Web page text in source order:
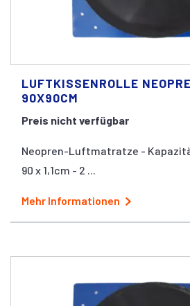
LUFTKISSENROLLE
90X90CM
Preis nicht verfügbar
Neopren-Luftmatratze -
90 x 1,1cm - 2 ...
Mehr Informationen